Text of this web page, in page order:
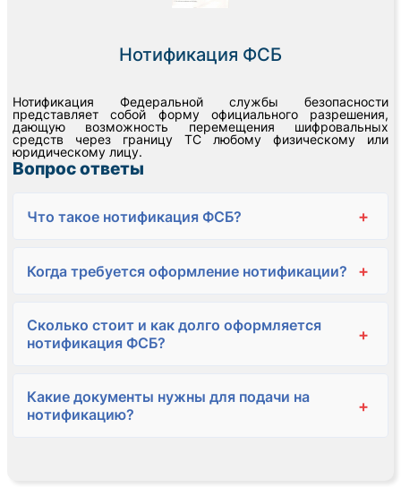
Нотификация ФСБ
Нотификация Федеральной службы безопасности
представляет собой форму официального разрешения,
дающую возможность перемещения шифровальных
средств через границу ТС любому физическому или
юридическому лицу.
Вопрос ответы
Что такое нотификация ФСБ? +
Когда требуется оформление нотификации? +
Сколько стоит и как долго оформляется
нотификация ФСБ?
+
Какие документы нужны для подачи на
нотификацию?
+